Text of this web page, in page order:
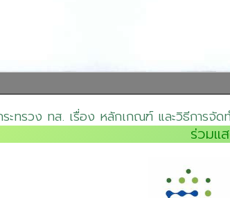
ระทรวง ทส. เรื่อง หลักเกณฑ์ และวิธีการ
ร่วมแ